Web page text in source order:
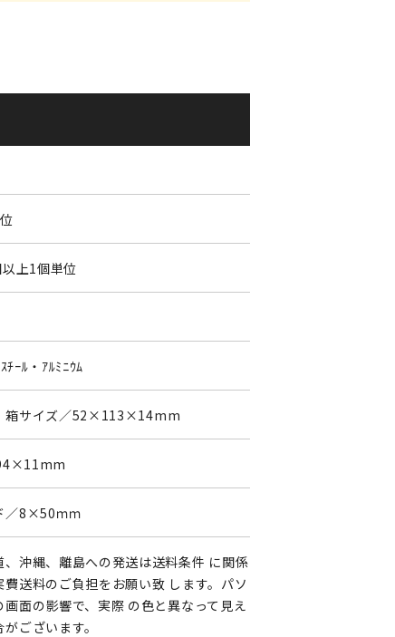
上1個単位
ﾁｰﾙ・ｱﾙﾐﾆｳﾑ
サイズ／52×113×14mm
／8×50ｍｍ
、沖縄、離島への発送は送料条件 に関係
費送料のご負担をお願い致 します。パソ
画面の影響で、実際 の色と異なって見え
ございます。